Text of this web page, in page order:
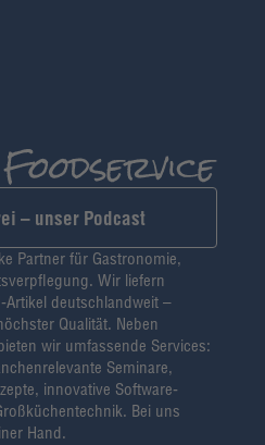
– unser Podcast
Partner für Gastronomie,
Wir liefern
deutschlandweit –
Qualität. Neben
wir umfassende Services:
Seminare,
innovative Software-
Bei uns
Hand.